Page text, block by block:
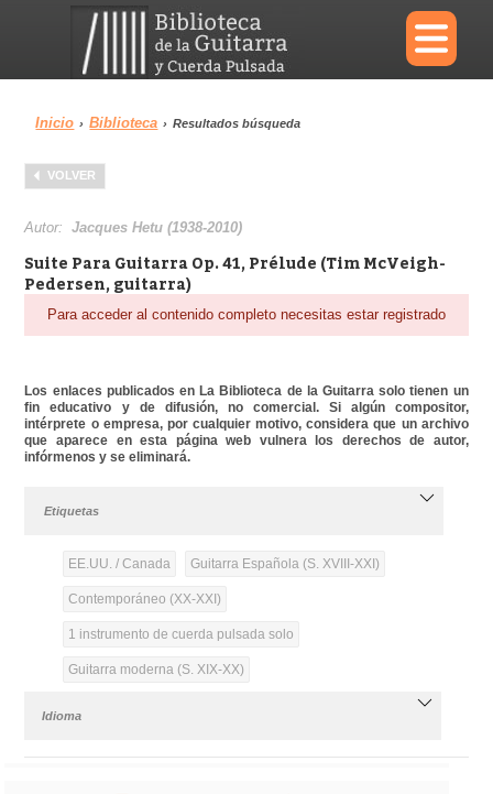
×
Menu
Biblioteca
Área personal Reproductor
Inicio › Biblioteca › Resultados búsqueda
VOLVER
Autor:Jacques Hetu (1938-2010)
Suite Para Guitarra Op. 41, Prélude (Tim McVeigh-
Pedersen, guitarra)
Para acceder al contenido completo necesitas estar registrado
Los enlaces publicados en La Biblioteca de la Guitarra solo tienen un
fin educativo y de difusión, no comercial. Si algún compositor,
intérprete o empresa, por cualquier motivo, considera que un archivo
que aparece en esta página web vulnera los derechos de autor,
infórmenos y se eliminará.
Etiquetas
EE.UU. / Canada Guitarra Española (S. XVIII-XXI)
Contemporáneo (XX-XXI)
1 instrumento de cuerda pulsada solo
Guitarra moderna (S. XIX-XX)
Idioma